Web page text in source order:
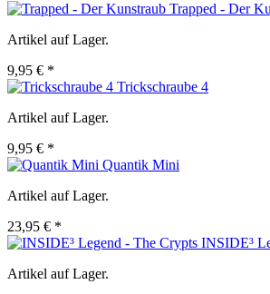
Trapped - Der
Artikel auf Lager.
9,95 € *
Trickschraube 4
Artikel auf Lager.
9,95 € *
Quantik Mini
Artikel auf Lager.
23,95 € *
INSIDE³
Artikel auf Lager.